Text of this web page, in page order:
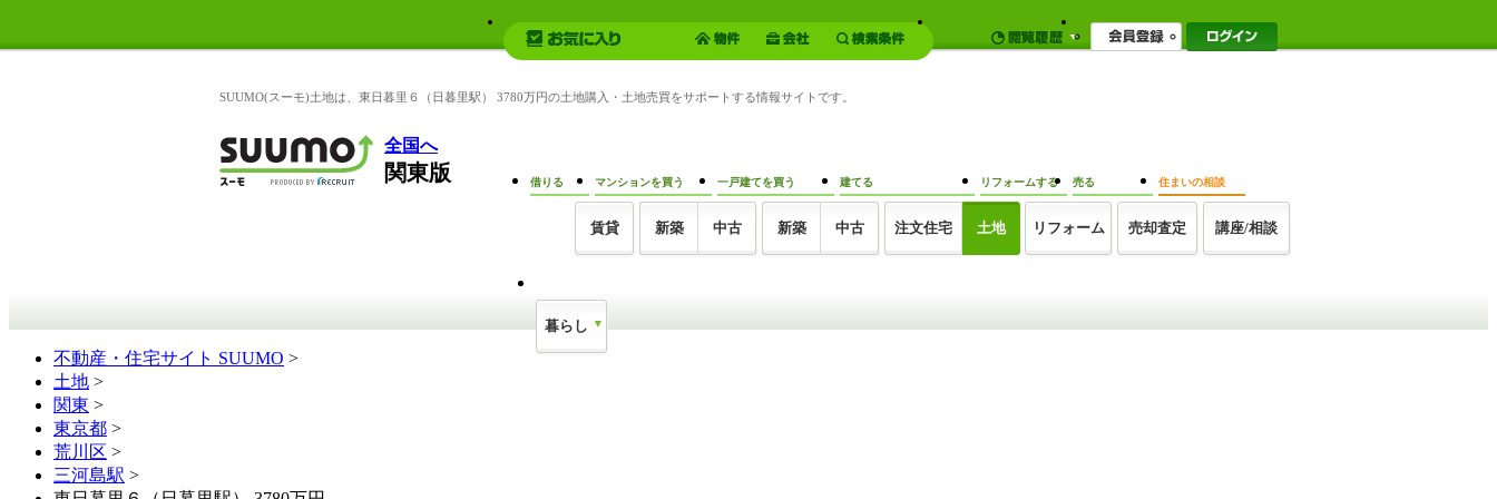
SUUMO(スーモ)土地は、東日暮里６（日暮里駅） 3780万円の土地購入・土地売買をサポートする情報サイトです。
全国へ
関東版 借りる
賃貸
マンションを買う
新築 中古
一戸建てを買う
新築 中古
建てる
注文住宅 土地
リフォームする
リフォーム
売る
売却査定
住まいの相談
講座/相談
暮らし
不動産・住宅サイト SUUMO >
土地 >
関東 >
東京都 >
荒川区 >
三河島駅 >